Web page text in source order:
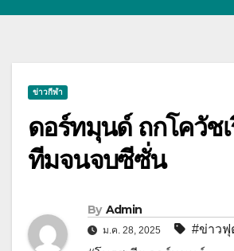
ข่าวกีฬา
ดอร์ทมุนด์ ถกโควัช
ทีมจนจบซีซั่น
By Admin
ม.ค. 28, 2025 #ข่าวฟุ